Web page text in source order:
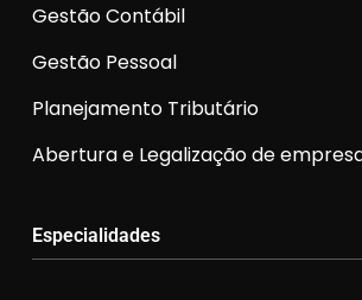
Gestão Contábil
Gestão Pessoal
Planejamento Tributário
Abertura e Legalização de
Especialidades